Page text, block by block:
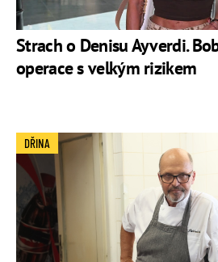
Strach o Denisu Ayverdi.
operace s velkým rizikem
DŘINA